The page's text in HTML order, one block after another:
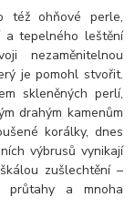
též ohňové perle,
a tepelného leštění
nezaměnitelnou
je pomohl stvořit.
skleněných perlí,
drahým kamenům
korálky, dnes
výbrusů vynikají
zušlechtění –
průtahy a mnoha